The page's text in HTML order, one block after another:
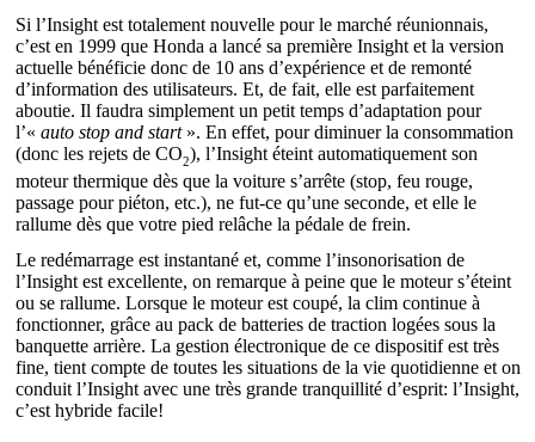
Si l’Insight est totalement nouvelle pour le marché réunionnais,
c’est en 1999 que Honda a lancé sa première Insight et la version
actuelle bénéficie donc de 10 ans d’expérience et de remonté
d’information des utilisateurs. Et, de fait, elle est parfaitement
aboutie. Il faudra simplement un petit temps d’adaptation pour
l’« auto stop and start ». En effet, pour diminuer la consommation
(donc les rejets de CO2), l’Insight éteint automatiquement son
moteur thermique dès que la voiture s’arrête (stop, feu rouge,
passage pour piéton, etc.), ne fut-ce qu’une seconde, et elle le
rallume dès que votre pied relâche la pédale de frein.
Le redémarrage est instantané et, comme l’insonorisation de
l’Insight est excellente, on remarque à peine que le moteur s’éteint
ou se rallume. Lorsque le moteur est coupé, la clim continue à
fonctionner, grâce au pack de batteries de traction logées sous la
banquette arrière. La gestion électronique de ce dispositif est très
fine, tient compte de toutes les situations de la vie quotidienne et on
conduit l’Insight avec une très grande tranquillité d’esprit: l’Insight,
c’est hybride facile!